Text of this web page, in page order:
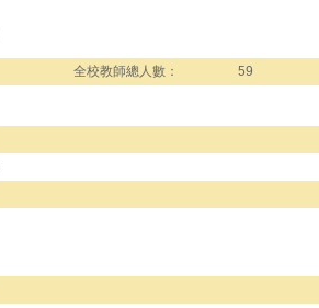
全校教師總人數： 59